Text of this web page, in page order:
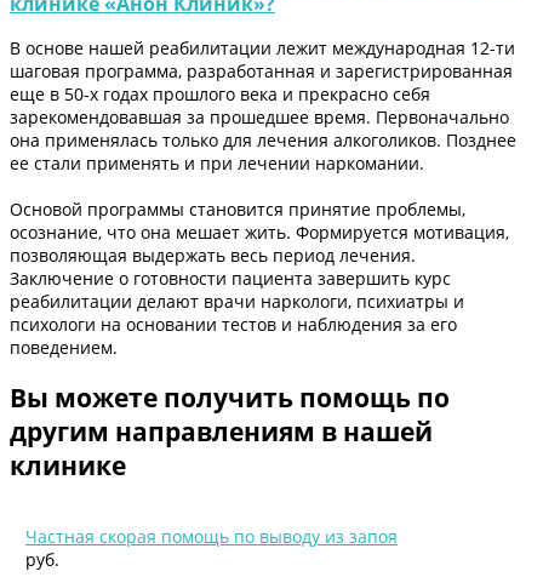
В основе нашей реабилитации лежит международная 12-ти
шаговая программа, разработанная и зарегистрированная
еще в 50-х годах прошлого века и прекрасно себя
зарекомендовавшая за прошедшее время. Первоначально
она применялась только для лечения алкоголиков. Позднее
ее стали применять и при лечении наркомании.
Основой программы становится принятие проблемы,
осознание, что она мешает жить. Формируется мотивация,
позволяющая выдержать весь период лечения.
Заключение о готовности пациента завершить курс
реабилитации делают врачи наркологи, психиатры и
психологи на основании тестов и наблюдения за его
поведением.
Вы можете получить помощь по
другим направлениям в нашей
клинике
Частная скорая помощь по выводу из запоя
руб.